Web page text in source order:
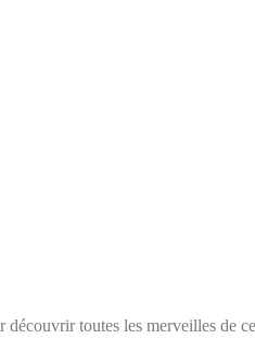
toutes les merveilles de